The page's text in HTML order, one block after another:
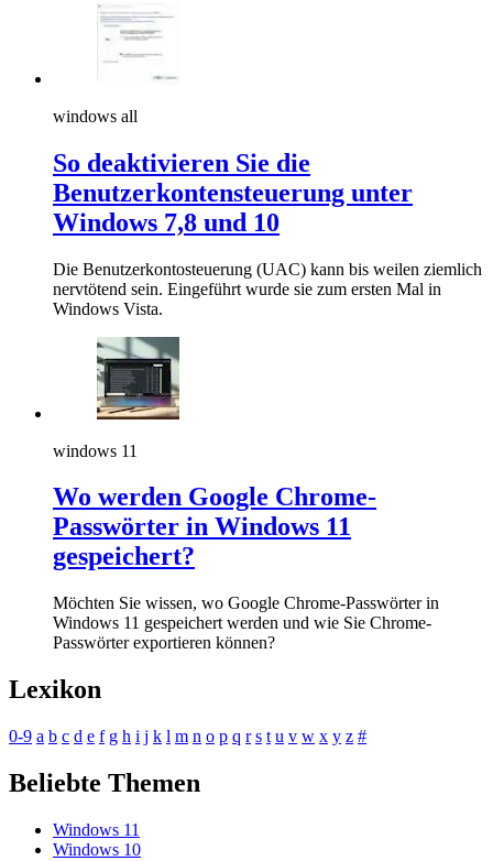
windows all
So deaktivieren Sie die
Benutzerkontensteuerung unter
Windows 7,8 und 10
Die Benutzerkontosteuerung (UAC) kann bis weilen ziemlich
nervtötend sein. Eingeführt wurde sie zum ersten Mal in
Windows Vista.
windows 11
Wo werden Google Chrome-
Passwörter in Windows 11
gespeichert?
Möchten Sie wissen, wo Google Chrome-Passwörter in
Windows 11 gespeichert werden und wie Sie Chrome-
Passwörter exportieren können?
Lexikon
0-9 a b c d e f g h i j k l m n o p q r s t u v w x y z #
Beliebte Themen
Windows 11
Windows 10